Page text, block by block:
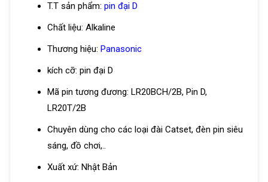
T.T sản phẩm: pin đại D
Chất liệu: Alkaline
Thương hiệu: Panasonic
kích cỡ: pin đại D
Mã pin tương đương: LR20BCH/2B, Pin D,
LR20T/2B
Chuyên dùng cho các loại đài Catset, đèn pin siêu
sáng, đồ chơi,..
Xuất xứ: Nhật Bản